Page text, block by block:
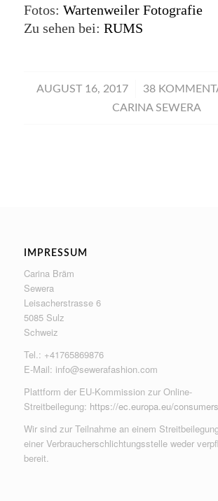
Fotos: Wartenweiler Fotografie
Zu sehen bei: RUMS
AUGUST 16, 2017
/ 38 /
CARINA SEWERA
IMPRESSUM
Carina Bräm
Sewera
Leisacherstrasse 6
5085 Sulz
Schweiz
Tel.: +41765869876
E-Mail: info@sewerafashion.com
Plattform der EU-Kommission zur Online-
Streitbeilegung: https://ec.europa.eu/
Wir sind zur Teilnahme an einem
einer Verbraucherschlichtungsstelle weder
bereit.